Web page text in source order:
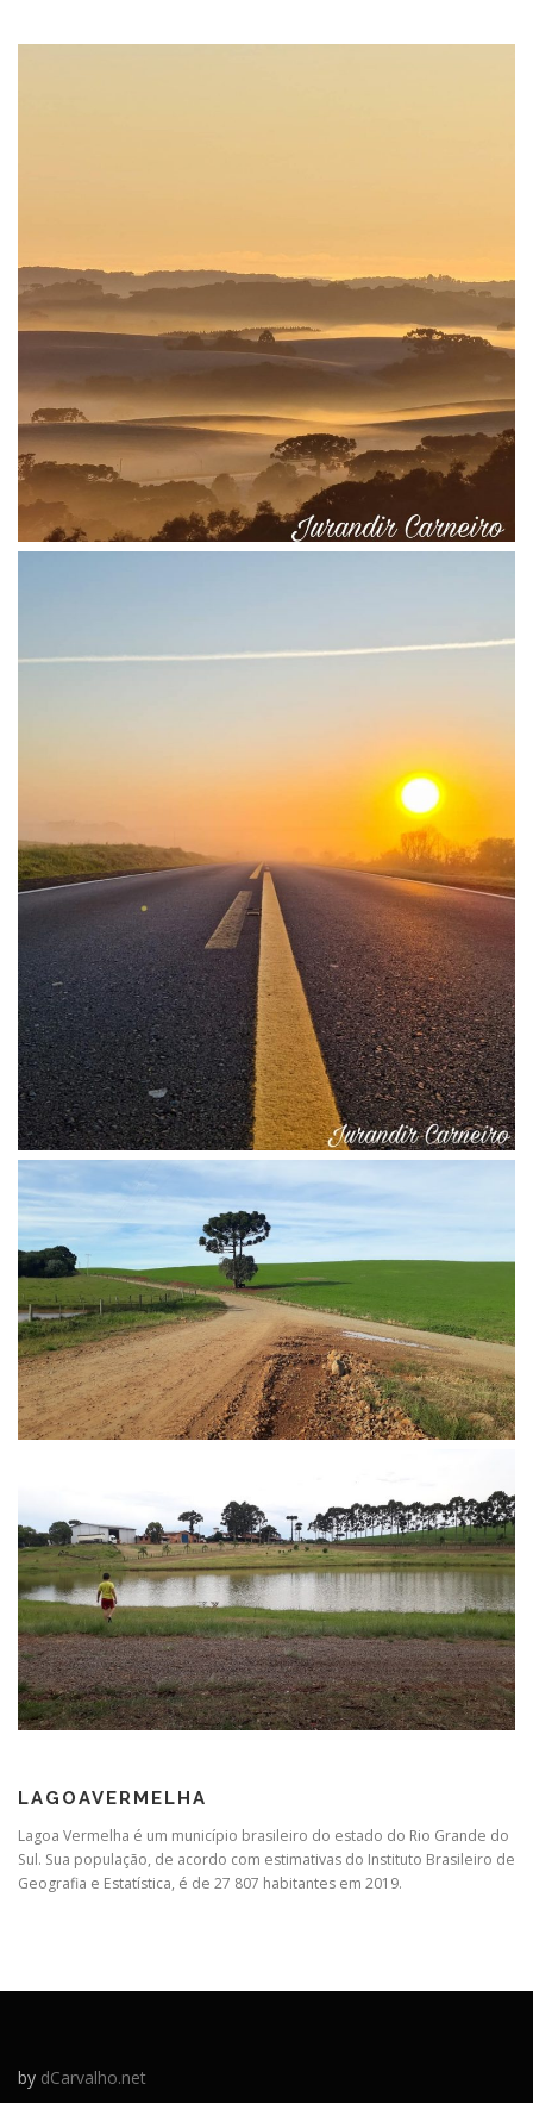
LAGOAVERMELHA
Lagoa Vermelha é um município brasileiro do estado do Rio Grande do
Sul. Sua população, de acordo com estimativas do Instituto Brasileiro de
Geografia e Estatística, é de 27 807 habitantes em 2019.
by dCarvalho.net